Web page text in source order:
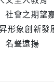
社會之期
形象創新
名聲遠揚